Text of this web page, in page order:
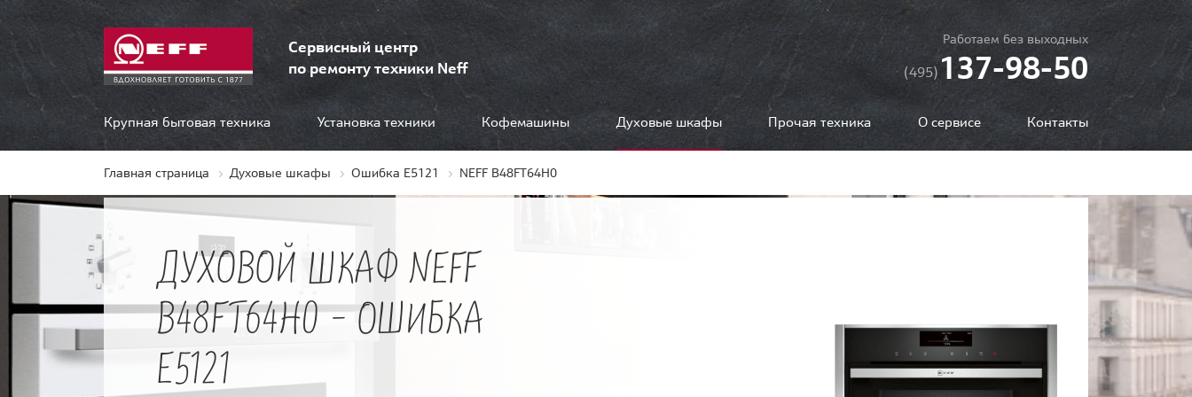
Сервисный центр
по ремонту техники Neff
Работаем без выходных
(495)137-98-50
Крупная бытовая техника Установка техники Кофемашины Духовые шкафы Прочая техника О сервисе Контакты
Главная страница Духовые шкафы Ошибка E5121 NEFF B48FT64H0
ДУХОВОЙ ШКАФ NEFF
B48FT64H0 - ОШИБКА
E5121